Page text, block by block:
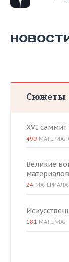
Сюжеты
XVI
499
Великие
материалов
24 МАТЕРИАЛА
181 МАТЕРИАЛ